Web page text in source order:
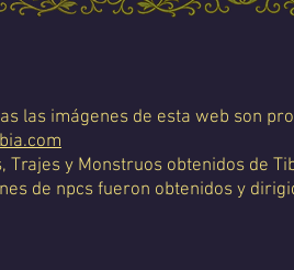
las imágenes de esta web son
Trajes y Monstruos obtenidos de
de npcs fueron obtenidos y